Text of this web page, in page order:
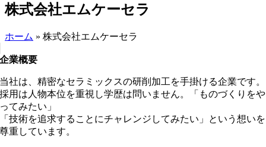
株式会社エムケーセラ
ホーム » 株式会社エムケーセラ
企業概要
当社は、精密なセラミックスの研削加工を手掛ける企業です。
採用は人物本位を重視し学歴は問いません。「ものづくりをや
ってみたい」
「技術を追求することにチャレンジしてみたい」という想いを
尊重しています。